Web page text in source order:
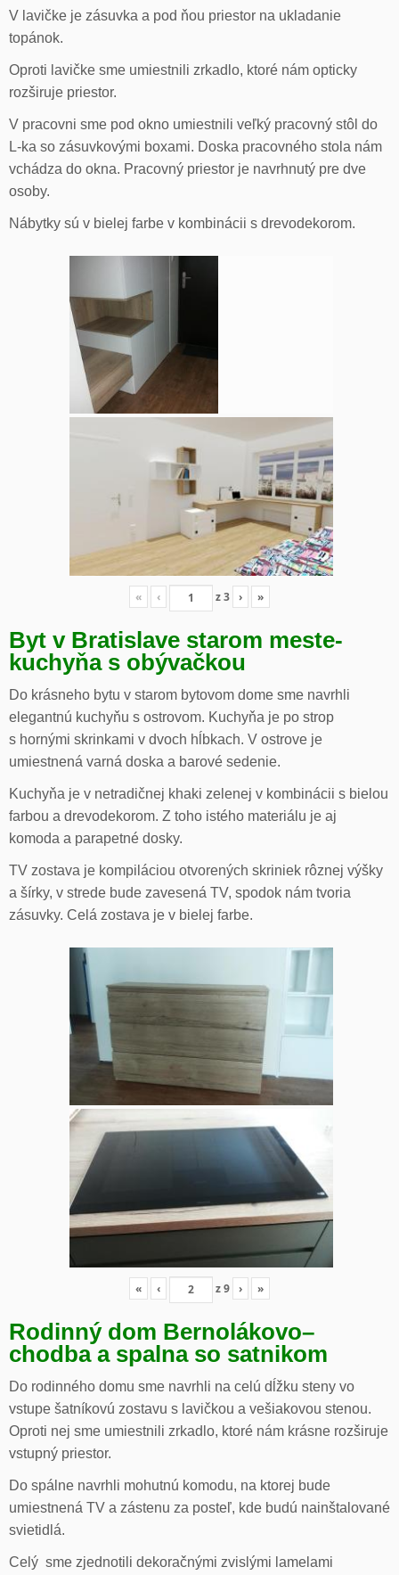
V lavičke je zásuvka a pod ňou priestor na ukladanie
topánok.
Oproti lavičke sme umiestnili zrkadlo, ktoré nám opticky
rozširuje priestor.
V pracovni sme pod okno umiestnili veľký pracovný stôl do
L-ka so zásuvkovými boxami. Doska pracovného stola nám
vchádza do okna. Pracovný priestor je navrhnutý pre dve
osoby.
Nábytky sú v bielej farbe v kombinácii s drevodekorom.
« ‹ z3 › »
Byt v Bratislave starom meste-
kuchyňa s obývačkou
Do krásneho bytu v starom bytovom dome sme navrhli
elegantnú kuchyňu s ostrovom. Kuchyňa je po strop
s hornými skrinkami v dvoch hĺbkach. V ostrove je
umiestnená varná doska a barové sedenie.
Kuchyňa je v netradičnej khaki zelenej v kombinácii s bielou
farbou a drevodekorom. Z toho istého materiálu je aj
komoda a parapetné dosky.
TV zostava je kompiláciou otvorených skriniek rôznej výšky
a šírky, v strede bude zavesená TV, spodok nám tvoria
zásuvky. Celá zostava je v bielej farbe.
« ‹ z9 › »
Rodinný dom Bernolákovo–
chodba a spalna so satnikom
Do rodinného domu sme navrhli na celú dĺžku steny vo
vstupe šatníkovú zostavu s lavičkou a vešiakovou stenou.
Oproti nej sme umiestnili zrkadlo, ktoré nám krásne rozširuje
vstupný priestor.
Do spálne navrhli mohutnú komodu, na ktorej bude
umiestnená TV a zástenu za posteľ, kde budú nainštalované
svietidlá.
Celý sme zjednotili dekoračnými zvislými lamelami